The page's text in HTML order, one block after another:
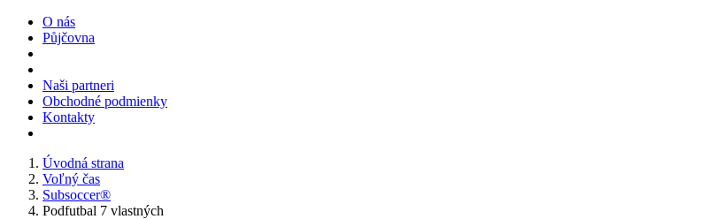
O nás
Půjčovna
Naši partneri
Obchodné podmienky
Kontakty
Úvodná strana
Voľný čas
Subsoccer®
Podfutbal 7 vlastných